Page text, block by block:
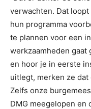
verwachten. Dat
hun programma
te plannen voor een
werkzaamheden
en hoor je in eerste
uitlegt, merken ze
Zelfs onze
DMG meegelopen